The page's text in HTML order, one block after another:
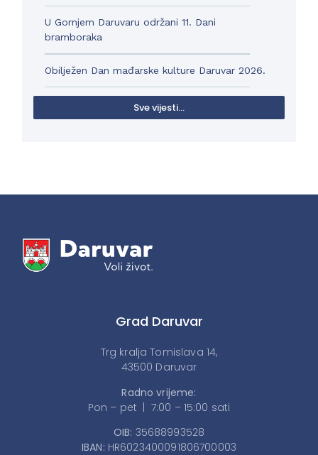
U Gornjem Daruvaru održani 11. Dani
bramboraka
Obilježen Dan mađarske kulture Daruvar 2026.
Sve vijesti...
Grad Daruvar
Trg kralja Tomislava 14,
43500 Daruvar
Radno vrijeme:
Pon – pet | 7:00 – 15:00 sati
OIB: 35688993528
IBAN: HR6023400091806700003